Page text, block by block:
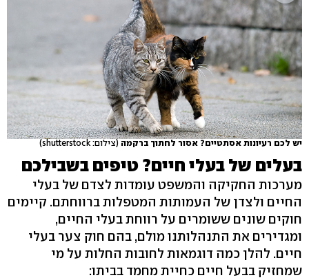
יש לכם רעיונות אסתטיים? אסור לחתוך ברקמה (צילום: shutterstock)
בעלים של בעלי חיים? טיפים בשבילכם
מערכות החקיקה והמשפט עומדות לצדם של בעלי
החיים ולצדן של העמותות המטפלות ברווחתם. קיימים
חוקים שונים ששומרים על רווחת בעלי החיים,
ומגדירים את התנהלותנו מולם, בהם חוק צער בעלי
חיים. להלן כמה דוגמאות לחובות החלות על מי
שמחזיק בבעל חיים כחיית מחמד בביתו: